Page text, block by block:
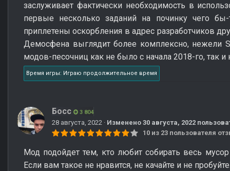
заслуживает фактически необходимость в
первые несколько заданий на починку чего
приплетены оскорбления в адрес разработчиков
Демосфена выглядит более комплексно, нежели
модов-песочниц как не было с начала 2018-го, так и
Время игры: Играю продолжительное время
Босс 3 804
28 августа, 2022 · Изменено 30 августа, 2022
10 из 23 пользователя
Мод подойдет тем, кто любит собирать весь
Если вам такое не нравится, не качайте и не